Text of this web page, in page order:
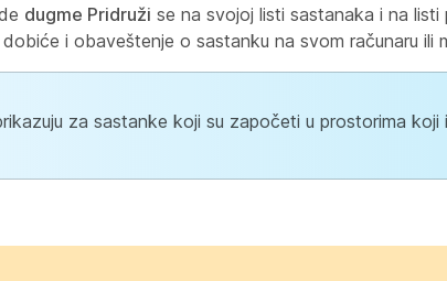
dugme Pridruži se na svojoj listi sastanaka i na listi
dobiće i obaveštenje o sastanku na svom računaru ili
za sastanke koji su započeti u prostorima koji